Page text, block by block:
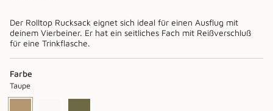
Der Rolltop Rucksack eignet sich ideal für einen Ausflug mit
deinem Vierbeiner. Er hat ein seitliches Fach mit Reißverschluß
für eine Trinkflasche.
Farbe
Taupe